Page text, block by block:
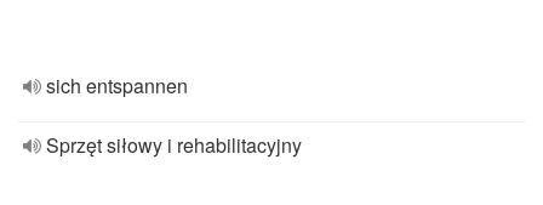
sich entspannen
Sprzęt siłowy i rehabilitacyjny